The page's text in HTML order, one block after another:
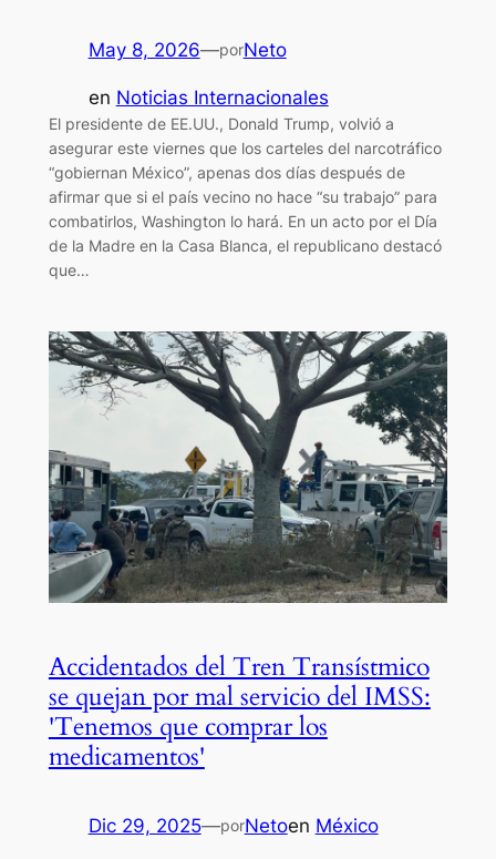
May 8, 2026—porNeto
en Noticias Internacionales
El presidente de EE.UU., Donald Trump, volvió a
asegurar este viernes que los carteles del narcotráfico
“gobiernan México”, apenas dos días después de
afirmar que si el país vecino no hace “su trabajo” para
combatirlos, Washington lo hará. En un acto por el Día
de la Madre en la Casa Blanca, el republicano destacó
que…
Accidentados del Tren Transístmico
se quejan por mal servicio del IMSS:
'Tenemos que comprar los
medicamentos'
Dic 29, 2025—porNetoen México